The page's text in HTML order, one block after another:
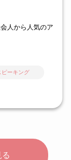
人から人気のア
ピーキング